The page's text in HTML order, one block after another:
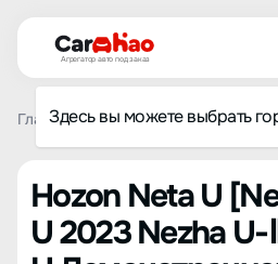
Агрегатор авто под заказ
Здесь вы можете выбрать
Главная Список брендов
Hozon Neta U
U 2023 Nezha